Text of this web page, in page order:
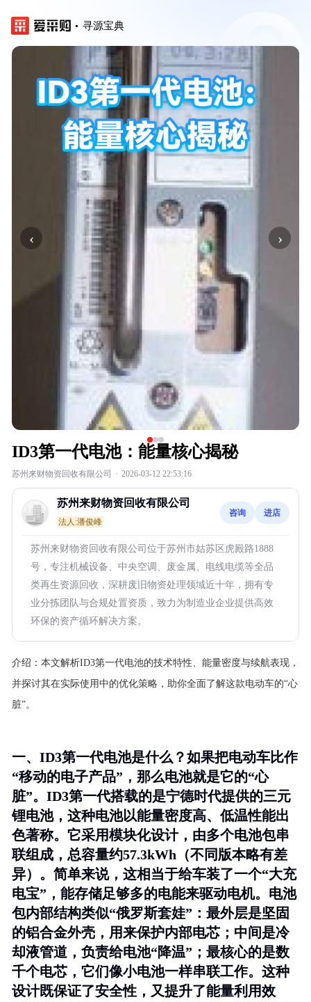
寻源宝典
‹ ›
ID3第一代电池：能量核心揭秘
苏州来财物资回收有限公司 · 2026-03-12 22:53:16
苏州来财物资回收有限公司
法人:潘俊峰
咨询 进店
苏州来财物资回收有限公司位于苏州市姑苏区虎殿路1888
号，专注机械设备、中央空调、废金属、电线电缆等全品
类再生资源回收，深耕废旧物资处理领域近十年，拥有专
业分拣团队与合规处置资质，致力为制造业企业提供高效
环保的资产循环解决方案。
介绍： 本文解析ID3第一代电池的技术特性、能量密度与续航表现，
并探讨其在实际使用中的优化策略，助你全面了解这款电动车的“心
脏”。
一、ID3第一代电池是什么？如果把电动车比作
“移动的电子产品”，那么电池就是它的“心
脏”。ID3第一代搭载的是宁德时代提供的三元
锂电池，这种电池以能量密度高、低温性能出
色著称。它采用模块化设计，由多个电池包串
联组成，总容量约57.3kWh（不同版本略有差
异）。简单来说，这相当于给车装了一个“大充
电宝”，能存储足够多的电能来驱动电机。电池
包内部结构类似“俄罗斯套娃”：最外层是坚固
的铝合金外壳，用来保护内部电芯；中间是冷
却液管道，负责给电池“降温”；最核心的是数
千个电芯，它们像小电池一样串联工作。这种
设计既保证了安全性，又提升了能量利用效